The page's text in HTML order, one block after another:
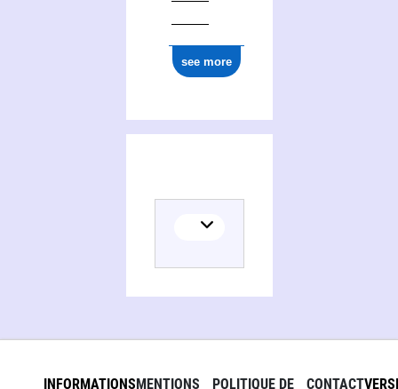
see more
INFORMATIONSMENTIONS POLITIQUE DE CONTACT